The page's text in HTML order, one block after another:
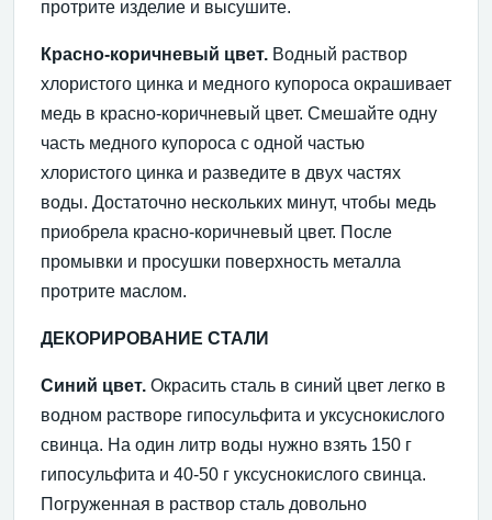
протрите изделие и высушите.
Красно-коричневый цвет. Водный раствор
хлористого цинка и медного купороса окрашивает
медь в красно-коричневый цвет. Смешайте одну
часть медного купороса с одной частью
хлористого цинка и разведите в двух частях
воды. Достаточно нескольких минут, чтобы медь
приобрела красно-коричневый цвет. После
промывки и просушки поверхность металла
протрите маслом.
ДЕКОРИРОВАНИЕ СТАЛИ
Синий цвет. Окрасить сталь в синий цвет легко в
водном растворе гипосульфита и уксуснокислого
свинца. На один литр воды нужно взять 150 г
гипосульфита и 40-50 г уксуснокислого свинца.
Погруженная в раствор сталь довольно